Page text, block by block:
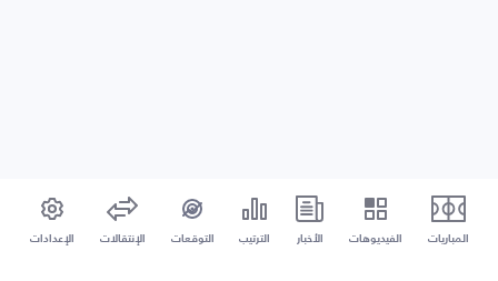
المباريات الفيديوهات الأخبار الترتيب التوقعات الإنتقالات الإعدادات